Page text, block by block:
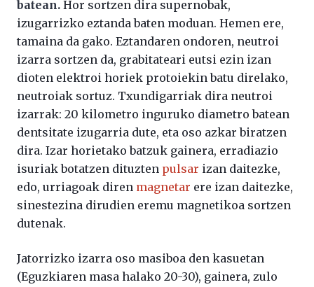
batean. Hor sortzen dira supernobak,
izugarrizko eztanda baten moduan. Hemen ere,
tamaina da gako. Eztandaren ondoren, neutroi
izarra sortzen da, grabitateari eutsi ezin izan
dioten elektroi horiek protoiekin batu direlako,
neutroiak sortuz. Txundigarriak dira neutroi
izarrak: 20 kilometro inguruko diametro batean
dentsitate izugarria dute, eta oso azkar biratzen
dira. Izar horietako batzuk gainera, erradiazio
isuriak botatzen dituzten pulsar izan daitezke,
edo, urriagoak diren magnetar ere izan daitezke,
sinestezina dirudien eremu magnetikoa sortzen
dutenak.
Jatorrizko izarra oso masiboa den kasuetan
(Eguzkiaren masa halako 20-30), gainera, zulo